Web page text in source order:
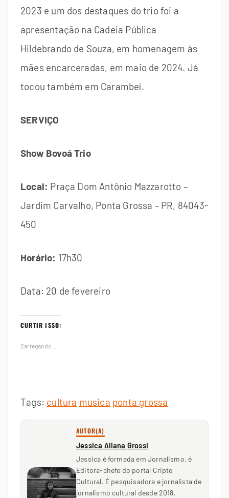
2023 e um dos destaques do trio foi a
apresentação na Cadeia Pública
Hildebrando de Souza, em homenagem às
mães encarceradas, em maio de 2024. Já
tocou também em Carambeí.
SERVIÇO
Show Bovoá Trio
Local: Praça Dom Antônio Mazzarotto –
Jardim Carvalho, Ponta Grossa – PR, 84043-
450
Horário: 17h30
Data: 20 de fevereiro
CURTIR ISSO:
Carregando...
Tags: cultura musica ponta grossa
AUTOR(A)
Jessica Allana Grossi
Jessica é formada em Jornalismo, é
Editora-chefe do portal Cripto
Cultural. É pesquisadora e jornalista de
jornalismo cultural desde 2018.